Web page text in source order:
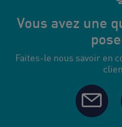
Vous avez une
Faites-le nous savoir en